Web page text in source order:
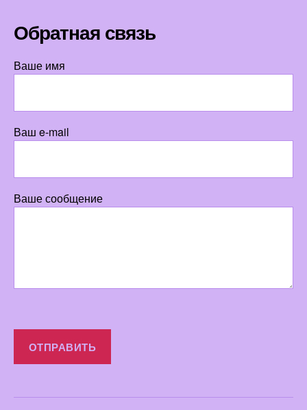
Обратная связь
Ваше имя
Ваш e-mail
Ваше сообщение